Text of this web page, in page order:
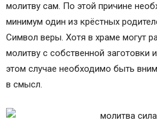
молитву сам. По этой причине
минимум один из крёстных
Символ веры. Хотя в храме могут
молитву с собственной заготовки
этом случае необходимо быть
в смысл.